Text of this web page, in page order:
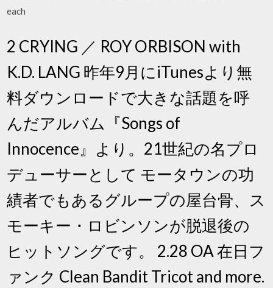
each
2 CRYING ／ ROY ORBISON with
K.D. LANG 昨年9月にiTunesより無
料ダウンロードで大きな話題を呼
んだアルバム『Songs of
Innocence』より。21世紀の名プロ
デューサーとして モータウンの功
績者でもあるグループの屋台骨、ス
モーキー・ロビンソンが脱退後の
ヒットソングです。 2.28 OA 在日フ
ァンク Clean Bandit Tricot and more.